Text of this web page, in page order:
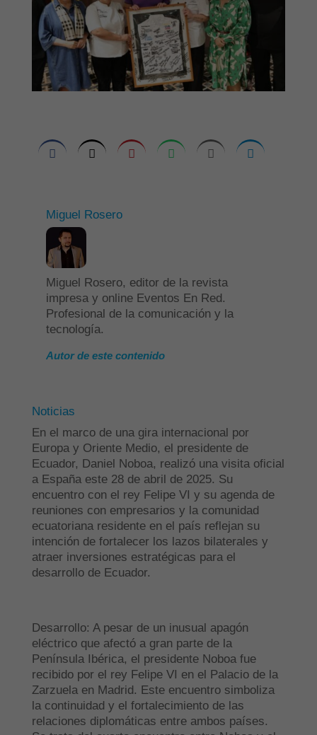
Miguel Rosero
Miguel Rosero, editor de la revista
impresa y online Eventos En Red.
Profesional de la comunicación y la
tecnología.
Autor de este contenido
Noticias
En el marco de una gira internacional por
Europa y Oriente Medio, el presidente de
Ecuador, Daniel Noboa, realizó una visita oficial
a España este 28 de abril de 2025. Su
encuentro con el rey Felipe VI y su agenda de
reuniones con empresarios y la comunidad
ecuatoriana residente en el país reflejan su
intención de fortalecer los lazos bilaterales y
atraer inversiones estratégicas para el
desarrollo de Ecuador.
Desarrollo: A pesar de un inusual apagón
eléctrico que afectó a gran parte de la
Península Ibérica, el presidente Noboa fue
recibido por el rey Felipe VI en el Palacio de la
Zarzuela en Madrid. Este encuentro simboliza
la continuidad y el fortalecimiento de las
relaciones diplomáticas entre ambos países.